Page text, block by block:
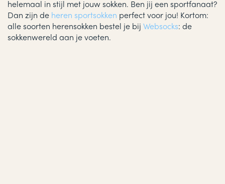
helemaal in stijl met jouw sokken. Ben jij een sportfanaat?
Dan zijn de heren sportsokken perfect voor jou! Kortom:
alle soorten herensokken bestel je bij Websocks: de
sokkenwereld aan je voeten.